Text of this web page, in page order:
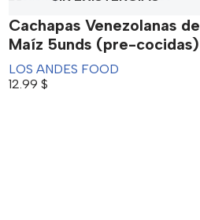
Cachapas Venezolanas de
Maíz 5unds (pre-cocidas)
LOS ANDES FOOD
12.99 $